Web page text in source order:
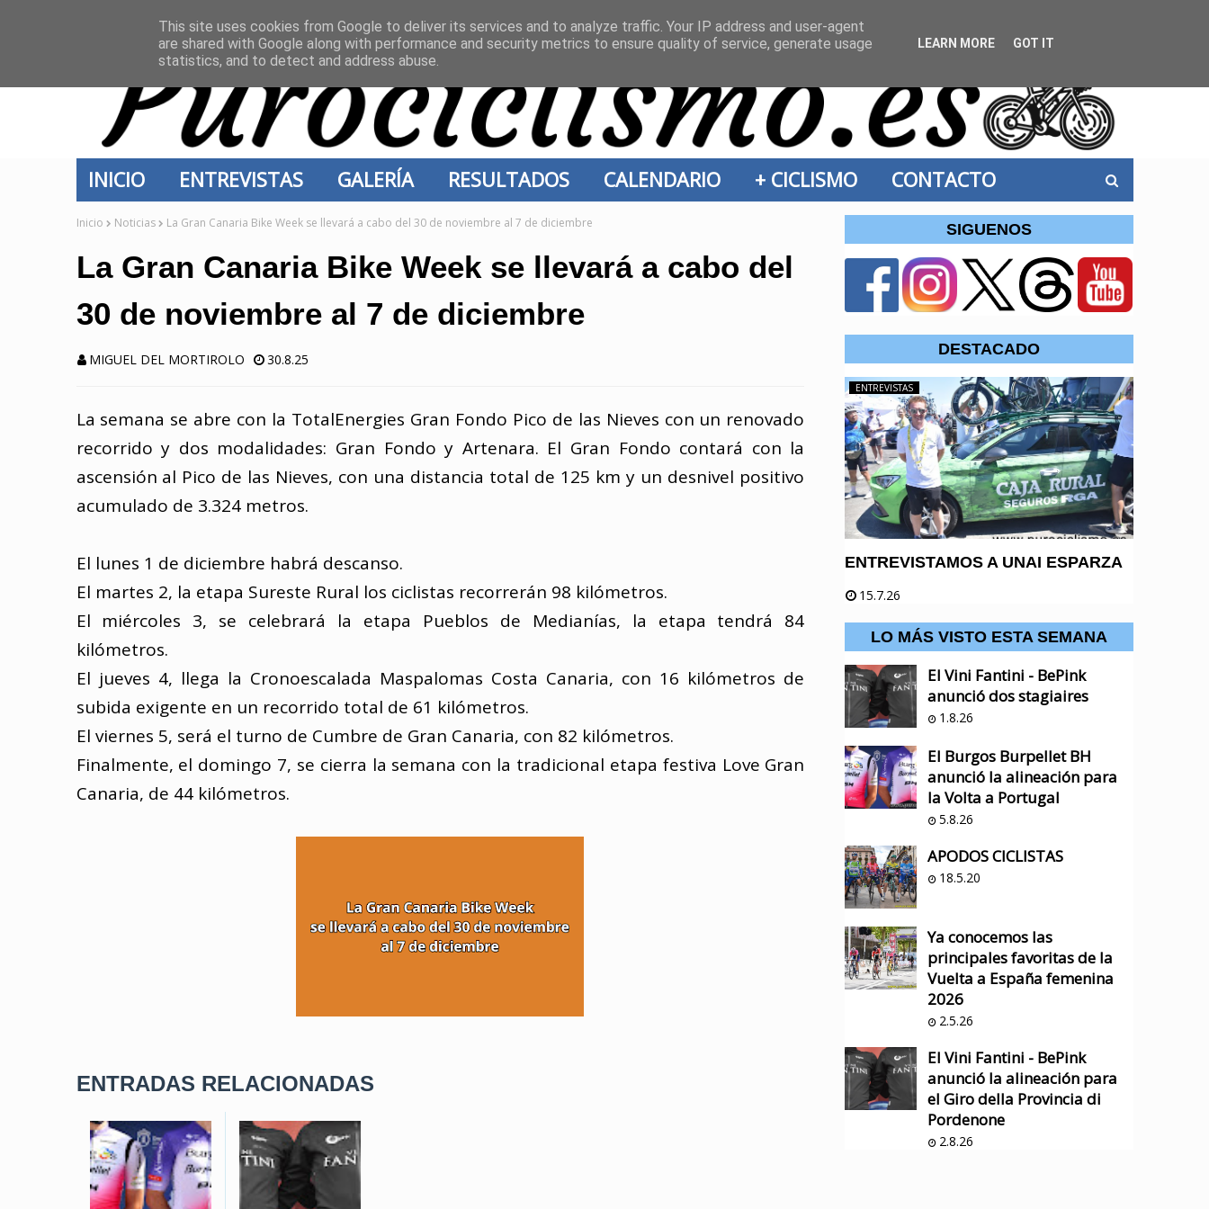
INICIO ENTREVISTAS GALERÍA RESULTADOS CALENDARIO + CICLISMO CONTACTO
Inicio Noticias La Gran Canaria Bike Week se llevará a cabo del 30 de noviembre al 7 de diciembre
La Gran Canaria Bike Week se llevará a cabo del
30 de noviembre al 7 de diciembre
MIGUEL DEL MORTIROLO 30.8.25
La semana se abre con la TotalEnergies Gran Fondo Pico de las Nieves con un renovado
recorrido y dos modalidades: Gran Fondo y Artenara. El Gran Fondo contará con la
ascensión al Pico de las Nieves, con una distancia total de 125 km y un desnivel positivo
acumulado de 3.324 metros.
El lunes 1 de diciembre habrá descanso.
El martes 2, la etapa Sureste Rural los ciclistas recorrerán 98 kilómetros.
El miércoles 3, se celebrará la etapa Pueblos de Medianías, la etapa tendrá 84
kilómetros.
El jueves 4, llega la Cronoescalada Maspalomas Costa Canaria, con 16 kilómetros de
subida exigente en un recorrido total de 61 kilómetros.
El viernes 5, será el turno de Cumbre de Gran Canaria, con 82 kilómetros.
Finalmente, el domingo 7, se cierra la semana con la tradicional etapa festiva Love Gran
Canaria, de 44 kilómetros.
ENTRADAS RELACIONADAS
SIGUENOS
DESTACADO
ENTREVISTAS
ENTREVISTAMOS A UNAI ESPARZA
15.7.26
LO MÁS VISTO ESTA SEMANA
El Vini Fantini - BePink
anunció dos stagiaires
1.8.26
El Burgos Burpellet BH
anunció la alineación para
la Volta a Portugal
5.8.26
APODOS CICLISTAS
18.5.20
Ya conocemos las
principales favoritas de la
Vuelta a España femenina
2026
2.5.26
El Vini Fantini - BePink
anunció la alineación para
el Giro della Provincia di
Pordenone
2.8.26
This site uses cookies from Google to deliver its services and to analyze traffic. Your IP address and user-agent
are shared with Google along with performance and security metrics to ensure quality of service, generate usage
statistics, and to detect and address abuse.
LEARN MORE GOT IT